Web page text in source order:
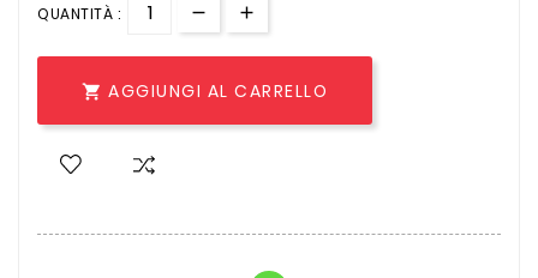
QUANTITÀ :
 AGGIUNGI AL CARRELLO